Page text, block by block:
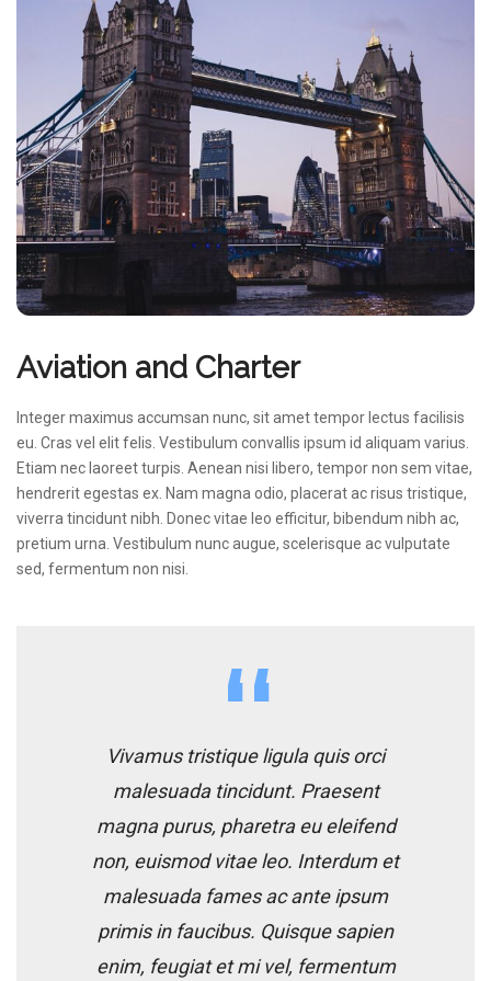
Aviation and Charter
Integer maximus accumsan nunc, sit amet tempor lectus facilisis
eu. Cras vel elit felis. Vestibulum convallis ipsum id aliquam varius.
Etiam nec laoreet turpis. Aenean nisi libero, tempor non sem vitae,
hendrerit egestas ex. Nam magna odio, placerat ac risus tristique,
viverra tincidunt nibh. Donec vitae leo efficitur, bibendum nibh ac,
pretium urna. Vestibulum nunc augue, scelerisque ac vulputate
sed, fermentum non nisi.
Vivamus tristique ligula quis orci
malesuada tincidunt. Praesent
magna purus, pharetra eu eleifend
non, euismod vitae leo. Interdum et
malesuada fames ac ante ipsum
primis in faucibus. Quisque sapien
enim, feugiat et mi vel, fermentum